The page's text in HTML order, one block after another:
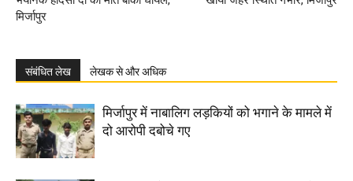
मिर्जापुर
संबंधित लेख लेखक से और अधिक
मिर्जापुर में नाबालिग लड़कियों को भगाने के मामले में
दो आरोपी दबोचे गए